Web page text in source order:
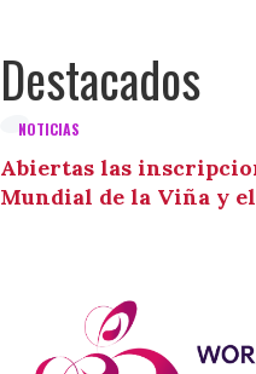
Destacados
NOTICIAS
Abiertas las
Mundial de la Viña y